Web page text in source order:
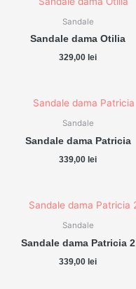
Sandale
Sandale dama Otilia
329,00 lei
Sandale
Sandale dama Patricia
339,00 lei
Sandale
Sandale dama Patricia 2
339,00 lei